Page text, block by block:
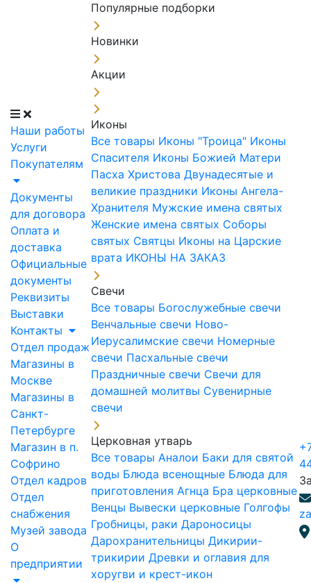
Наши работы
Услуги
Покупателям
Документы
для договора
Оплата и
доставка
Официальные
документы
Реквизиты
Выставки
Контакты
Отдел продаж
Магазины в
Москве
Магазины в
Санкт-
Петербурге
Магазин в п.
Софрино
Отдел кадров
Отдел
снабжения
Музей завода
О
предприятии
Популярные подборки
Новинки
Акции
Иконы
Все товары Иконы "Троица" Иконы
Спасителя Иконы Божией Матери
Пасха Христова Двунадесятые и
великие праздники Иконы Ангела-
Хранителя Мужские имена святых
Женские имена святых Соборы
святых Святцы Иконы на Царские
врата ИКОНЫ НА ЗАКАЗ
Свечи
Все товары Богослужебные свечи
Венчальные свечи Ново-
Иерусалимские свечи Номерные
свечи Пасхальные свечи
Праздничные свечи Свечи для
домашней молитвы Сувенирные
свечи
Церковная утварь
Все товары Аналои Баки для святой
воды Блюда всенощные Блюда для
приготовления Агнца Бра церковные
Венцы Вывески церковные Голгофы
Гробницы, раки Дароносицы
Дарохранительницы Дикирии-
трикирии Древки и оглавия для
хоругви и крест-икон